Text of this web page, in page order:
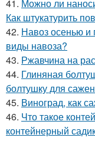
41. Можно ли
Как штукатурить
42. Навоз осенью и
виды навоза?
43. Ржавчина на
44. Глиняная
болтушку для
45. Виноград, как
46. Что такое
контейнерный